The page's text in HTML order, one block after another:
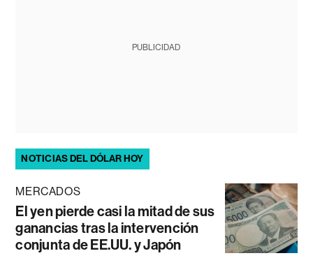
PUBLICIDAD
NOTICIAS DEL DÓLAR HOY
MERCADOS
El yen pierde casi la mitad de sus
ganancias tras la intervención
conjunta de EE.UU. y Japón